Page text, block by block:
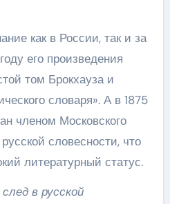
как в России, так и за
его произведения
том Брокхауза и
словаря». А в 1875
членом Московского
словесности, что
литературный статус.
в русской